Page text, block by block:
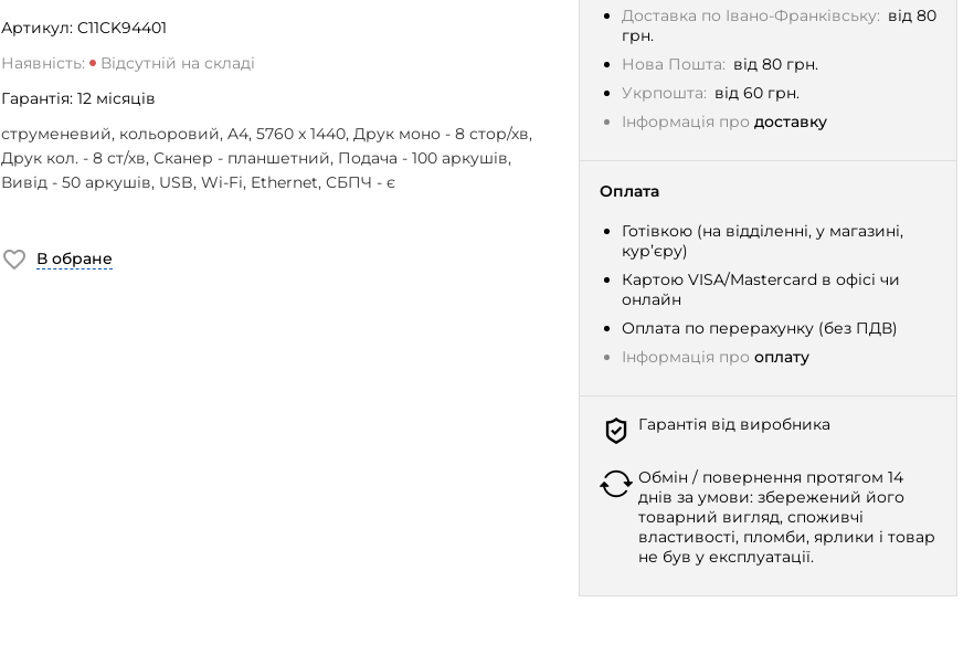
Доставка по Івано-Франківську: від 80
грн.
Нова Пошта: від 80 грн.
Укрпошта: від 60 грн.
Інформація про доставку
Оплата
Готівкою (на відділенні, у магазині,
кур’єру)
Картою VISA/Mastercard в офісі чи
онлайн
Оплата по перерахунку (без ПДВ)
Інформація про оплату
Гарантія від виробника
Обмін / повернення протягом 14
днів за умови: збережений його
товарний вигляд, споживчі
властивості, пломби, ярлики і товар
не був у експлуатації.
Артикул: C11CK94401
Наявність:
Відсутній на складі
Гарантія: 12 місяців
струменевий, кольоровий, A4, 5760 x 1440, Друк моно - 8 стор/хв,
Друк кол. - 8 ст/хв, Сканер - планшетний, Подача - 100 аркушів,
Вивід - 50 аркушів, USB, Wi-Fi, Ethernet, СБПЧ - є
В обране